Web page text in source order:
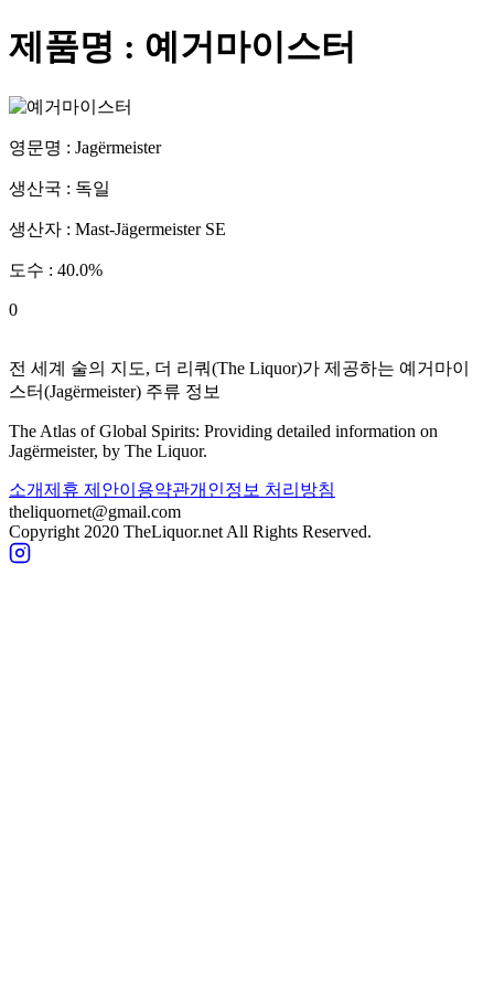
제품명 : 예거마이스터
영문명 : Jagërmeister
생산국 : 독일
생산자 : Mast-Jägermeister SE
도수 : 40.0%
0
전 세계 술의 지도, 더 리쿼(The Liquor)가 제공하는 예거마이
스터(Jagërmeister) 주류 정보
The Atlas of Global Spirits: Providing detailed information on
Jagërmeister, by The Liquor.
소개제휴 제안이용약관개인정보 처리방침
theliquornet@gmail.com
Copyright 2020 TheLiquor.net All Rights Reserved.